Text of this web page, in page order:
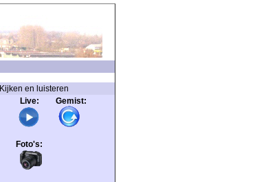
Kijken en luisteren
Live: Gemist:
Foto's: